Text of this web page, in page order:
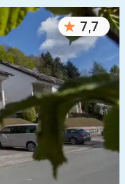
1
0
0
7,7